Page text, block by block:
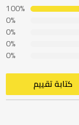
100%
0%
0%
0%
0%
كتابة تقييم